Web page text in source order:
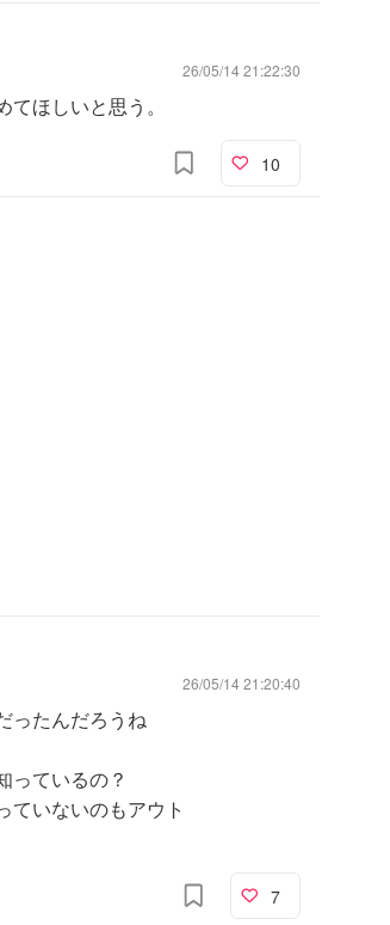
26/05/14 21:22:30
ほしいと思う。
10
26/05/14 21:20:40
ったんだろうね
っているの？
ていないのもアウト
7